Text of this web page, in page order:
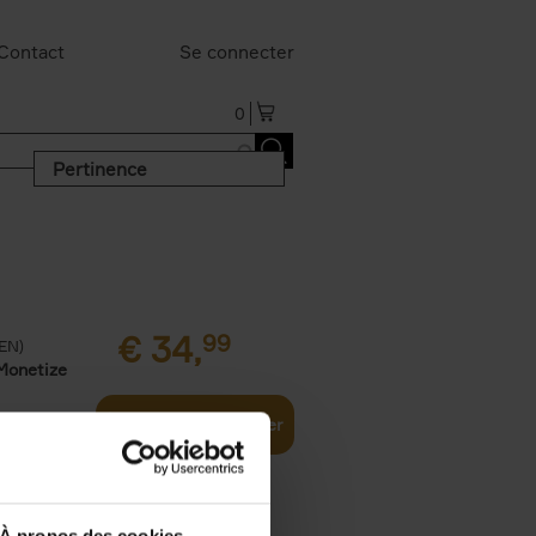
Se connecter
0
Pertinence
€ 34,99
Ajouter au panier